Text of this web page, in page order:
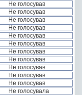
Не голосував
Не голосував
Не голосував
Не голосував
Не голосував
Не голосував
Не голосував
Не голосував
Не голосував
Не голосував
Не голосував
Не голосувала